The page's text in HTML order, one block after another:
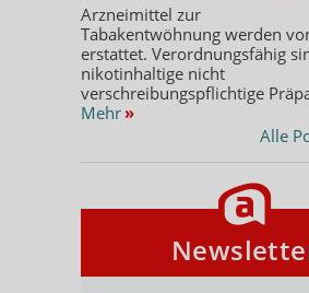
Arzneimittel zur
Tabakentwöhnung werden
erstattet. Verordnungsfähig
nikotinhaltige nicht
verschreibungspflichtige
Mehr »
Alle